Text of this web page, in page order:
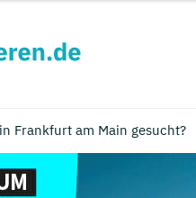
Frankfurt am Main gesucht?